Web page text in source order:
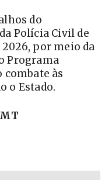
do
Polícia Civil de
por meio da
Programa
combate às
o Estado.